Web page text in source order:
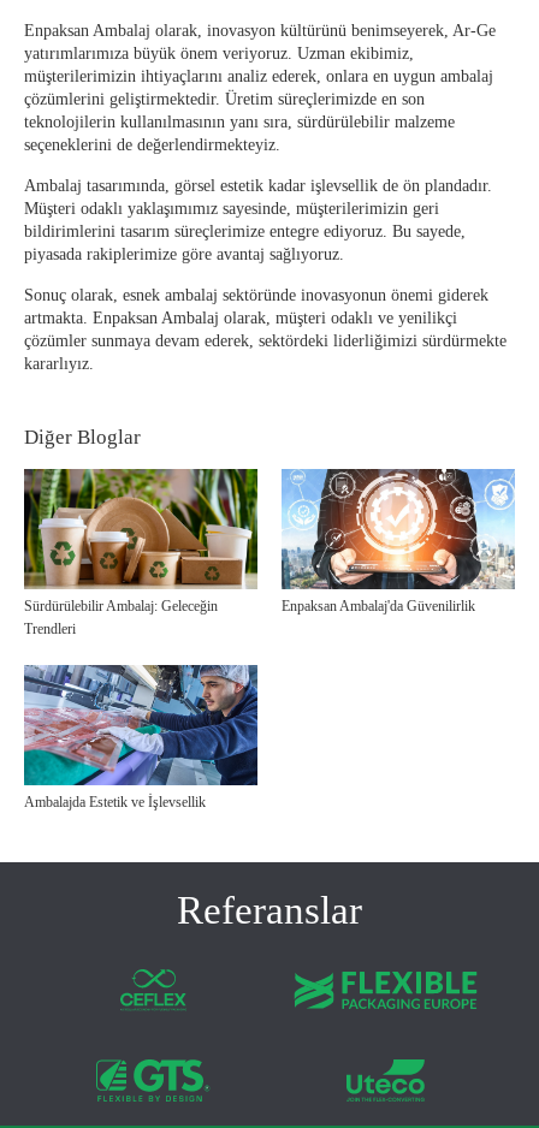
Enpaksan Ambalaj olarak, inovasyon kültürünü benimseyerek, Ar-Ge
yatırımlarımıza büyük önem veriyoruz. Uzman ekibimiz,
müşterilerimizin ihtiyaçlarını analiz ederek, onlara en uygun ambalaj
çözümlerini geliştirmektedir. Üretim süreçlerimizde en son
teknolojilerin kullanılmasının yanı sıra, sürdürülebilir malzeme
seçeneklerini de değerlendirmekteyiz.
Ambalaj tasarımında, görsel estetik kadar işlevsellik de ön plandadır.
Müşteri odaklı yaklaşımımız sayesinde, müşterilerimizin geri
bildirimlerini tasarım süreçlerimize entegre ediyoruz. Bu sayede,
piyasada rakiplerimize göre avantaj sağlıyoruz.
Sonuç olarak, esnek ambalaj sektöründe inovasyonun önemi giderek
artmakta. Enpaksan Ambalaj olarak, müşteri odaklı ve yenilikçi
çözümler sunmaya devam ederek, sektördeki liderliğimizi sürdürmekte
kararlıyız.
Diğer Bloglar
Sürdürülebilir Ambalaj: Geleceğin
Trendleri
Enpaksan Ambalaj'da Güvenilirlik
Ambalajda Estetik ve İşlevsellik
Referanslar